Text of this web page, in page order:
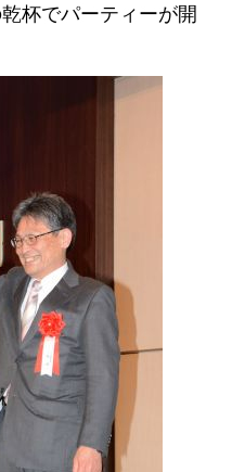
杯でパーティーが開